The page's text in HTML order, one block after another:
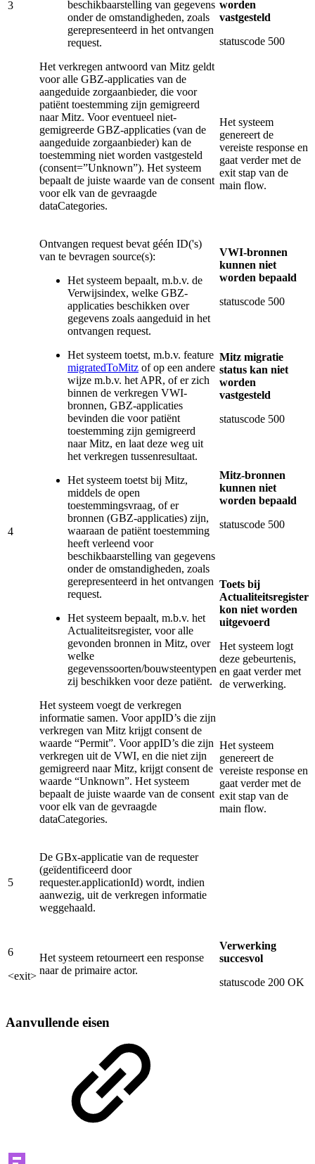
3
beschikbaarstelling van gegevens
onder de omstandigheden, zoals
gerepresenteerd in het ontvangen
request.
Het verkregen antwoord van Mitz geldt
voor alle GBZ-applicaties van de
aangeduide zorgaanbieder, die voor
patiënt toestemming zijn gemigreerd
naar Mitz. Voor eventueel niet-
gemigreerde GBZ-applicaties (van de
aangeduide zorgaanbieder) kan de
toestemming niet worden vastgesteld
(consent=”Unknown”). Het systeem
bepaalt de juiste waarde van de consent
voor elk van de gevraagde
dataCategories.
worden
vastgesteld
statuscode 500
Het systeem
genereert de
vereiste response en
gaat verder met de
exit stap van de
main flow.
4
Ontvangen request bevat géén ID('s)
van te bevragen source(s):
Het systeem bepaalt, m.b.v. de
Verwijsindex, welke GBZ-
applicaties beschikken over
gegevens zoals aangeduid in het
ontvangen request.
Het systeem toetst, m.b.v. feature
migratedToMitz of op een andere
wijze m.b.v. het APR, of er zich
binnen de verkregen VWI-
bronnen, GBZ-applicaties
bevinden die voor patiënt
toestemming zijn gemigreerd
naar Mitz, en laat deze weg uit
het verkregen tussenresultaat.
Het systeem toetst bij Mitz,
middels de open
toestemmingsvraag, of er
bronnen (GBZ-applicaties) zijn,
waaraan de patiënt toestemming
heeft verleend voor
beschikbaarstelling van gegevens
onder de omstandigheden, zoals
gerepresenteerd in het ontvangen
request.
Het systeem bepaalt, m.b.v. het
Actualiteitsregister, voor alle
gevonden bronnen in Mitz, over
welke
gegevenssoorten/bouwsteentypen
zij beschikken voor deze patiënt.
Het systeem voegt de verkregen
informatie samen. Voor appID’s die zijn
verkregen van Mitz krijgt consent de
waarde “Permit”. Voor appID’s die zijn
verkregen uit de VWI, en die niet zijn
gemigreerd naar Mitz, krijgt consent de
waarde “Unknown”. Het systeem
bepaalt de juiste waarde van de consent
voor elk van de gevraagde
dataCategories.
VWI-bronnen
kunnen niet
worden bepaald
statuscode 500
Mitz migratie
status kan niet
worden
vastgesteld
statuscode 500
Mitz-bronnen
kunnen niet
worden bepaald
statuscode 500
Toets bij
Actualiteitsregister
kon niet worden
uitgevoerd
Het systeem logt
deze gebeurtenis,
en gaat verder met
de verwerking.
Het systeem
genereert de
vereiste response en
gaat verder met de
exit stap van de
main flow.
5
De GBx-applicatie van de requester
(geïdentificeerd door
requester.applicationId) wordt, indien
aanwezig, uit de verkregen informatie
weggehaald.
6
<exit>
Het systeem retourneert een response
naar de primaire actor.
Verwerking
succesvol
statuscode 200 OK
Aanvullende eisen